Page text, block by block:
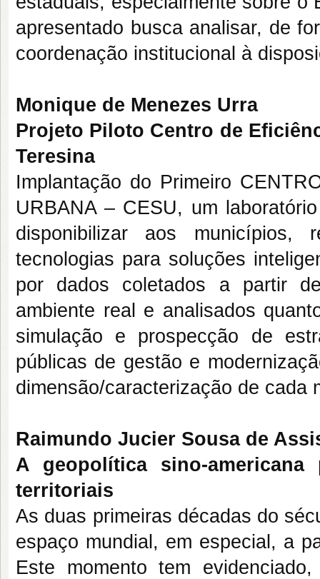
apresentado busca analisar, de
coordenação institucional à
Monique de Menezes Urra
Projeto Piloto Centro de
Teresina
Implantação do Primeiro
URBANA – CESU, um
disponibilizar aos municípios,
tecnologias para soluções
por dados coletados a partir
ambiente real e analisados
simulação e prospecção de
públicas de gestão e
dimensão/caracterização de cada
Raimundo Jucier Sousa de
A geopolítica sino-
territoriais
As duas primeiras décadas do
espaço mundial, em especial, a
Este momento tem